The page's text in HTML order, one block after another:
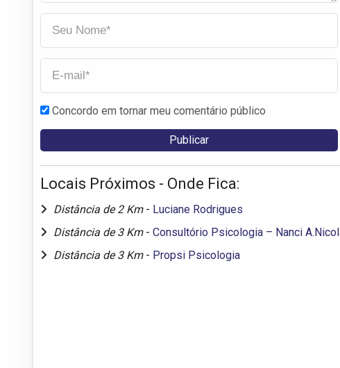
Concordo em tornar meu comentário público
Locais Próximos - Onde Fica:
Distância de 2 Km - Luciane Rodrigues
Distância de 3 Km - Consultório Psicologia – Nanci
Distância de 3 Km - Propsi Psicologia